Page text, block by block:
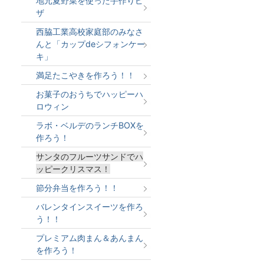
ザ
西脇工業高校家庭部のみなさ
んと「カップdeシフォンケー
キ」
満足たこやきを作ろう！！
お菓子のおうちでハッピーハ
ロウィン
ラボ・ベルデのランチBOXを
作ろう！
サンタのフルーツサンドでハ
ッピークリスマス！
節分弁当を作ろう！！
バレンタインスイーツを作ろ
う！！
プレミアム肉まん＆あんまん
を作ろう！